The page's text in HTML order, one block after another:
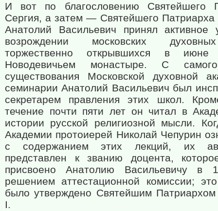
И вот по благословению Святейшего
Сергия, а затем — Святейшего Патриарха
Анатолий Васильевич принял активное
возрождении московских
торжественно открывшихся в
Новодевичьем монастыре. С
существования Московской духовной
семинарии Анатолий Васильевич был
секретарем правления этих школ.
течение почти пяти лет он читал в
истории русской религиозной мысли.
Академии протоиерей Николай Чепурин
с содержанием этих лекций, их
представлен к званию доцента,
присвоено Анатолию Васильевичу в
решением аттестационной комиссии;
было утверждено Святейшим
I.